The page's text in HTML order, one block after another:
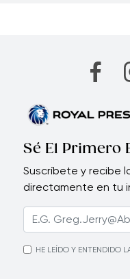
Sé El Primero
Suscríbete y recibe
directamente en tu
HE LEÍDO Y ENTENDIDO